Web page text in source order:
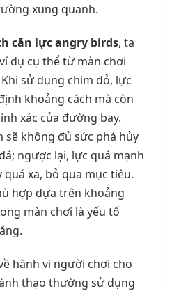
xung quanh.
căn lực angry birds, ta
dụ cụ thể từ màn chơi
sử dụng chim đỏ, lực
khoảng cách mà còn
xác của đường bay.
sẽ không đủ sức phá hủy
ngược lại, lực quá mạnh
xa, bỏ qua mục tiêu.
hợp dựa trên khoảng
màn chơi là yếu tố
hành vi người chơi cho
thạo thường sử dụng